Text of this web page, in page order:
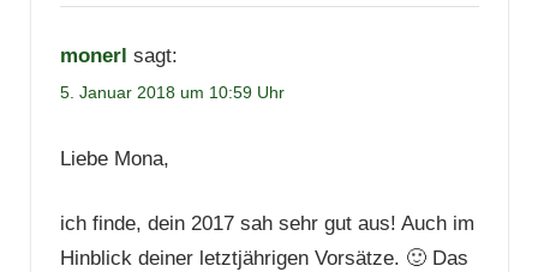
monerl sagt:
5. Januar 2018 um 10:59 Uhr
Liebe Mona,
ich finde, dein 2017 sah sehr gut aus! Auch im
Hinblick deiner letztjährigen Vorsätze. 🙂 Das